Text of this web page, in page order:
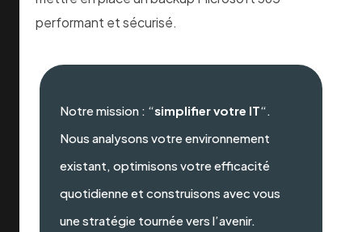
Absolument. Vous libérez la licence Microsoft 365 de
cas d’audit ou de litige.
Combien de temps faut-il pour restaurer des
La plupart des restaurations ciblées (un email, un
moins de 5 minutes
. Une restauration complète de
performant et sécurisé.
Notre mission : “simplifier votre IT“.
Nous analysons votre environnement
existant, optimisons votre efficacité
quotidienne et construisons avec vous
une stratégie tournée vers l’avenir.